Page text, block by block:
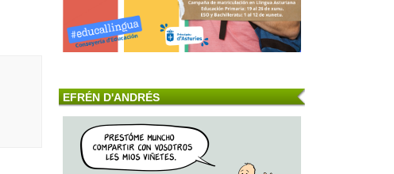
EFRÉN D'ANDRÉS